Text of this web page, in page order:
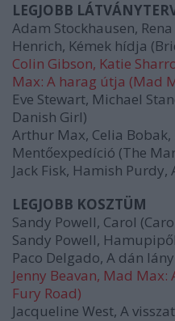
LEGJOBB
Adam Stockhausen,
Henrich, Kémek hídja
Colin Gibson, Katie
Max: A harag útja (Mad
Eve Stewart, Michael
Danish Girl)
Arthur Max, Celia
Mentőexpedíció (The
Jack Fisk, Hamish Purdy,
LEGJOBB KOSZTÜM
Sandy Powell, Carol
Sandy Powell,
Paco Delgado, A dán
Jenny Beavan, Mad
Fury Road)
Jacqueline West, A